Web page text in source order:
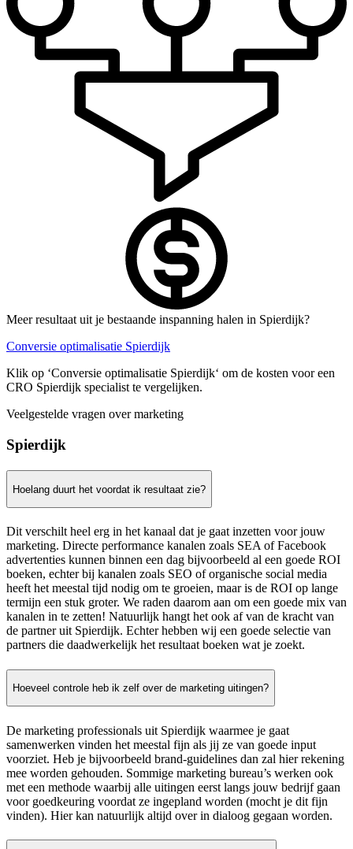
Meer resultaat uit je bestaande inspanning halen in Spierdijk?
Conversie optimalisatie Spierdijk
Klik op ‘Conversie optimalisatie Spierdijk‘ om de kosten voor een
CRO Spierdijk specialist te vergelijken.
Veelgestelde vragen over marketing
Spierdijk
Hoelang duurt het voordat ik resultaat zie?
Dit verschilt heel erg in het kanaal dat je gaat inzetten voor jouw
marketing. Directe performance kanalen zoals SEA of Facebook
advertenties kunnen binnen een dag bijvoorbeeld al een goede ROI
boeken, echter bij kanalen zoals SEO of organische social media
heeft het meestal tijd nodig om te groeien, maar is de ROI op lange
termijn een stuk groter. We raden daarom aan om een goede mix van
kanalen in te zetten! Natuurlijk hangt het ook af van de kracht van
de partner uit Spierdijk. Echter hebben wij een goede selectie van
partners die daadwerkelijk het resultaat boeken wat je zoekt.
Hoeveel controle heb ik zelf over de marketing uitingen?
De marketing professionals uit Spierdijk waarmee je gaat
samenwerken vinden het meestal fijn als jij ze van goede input
voorziet. Heb je bijvoorbeeld brand-guidelines dan zal hier rekening
mee worden gehouden. Sommige marketing bureau’s werken ook
met een methode waarbij alle uitingen eerst langs jouw bedrijf gaan
voor goedkeuring voordat ze ingepland worden (mocht je dit fijn
vinden). Hier kan natuurlijk altijd over in dialoog gegaan worden.